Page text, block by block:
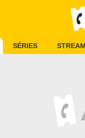
SÉRIES